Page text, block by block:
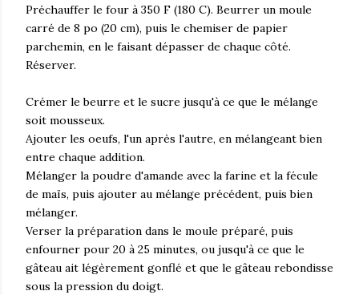
Préchauffer le four à 350 F (180 C). Beurrer un moule
carré de 8 po (20 cm), puis le chemiser de papier
parchemin, en le faisant dépasser de chaque côté.
Réserver.
Crémer le beurre et le sucre jusqu'à ce que le mélange
soit mousseux.
Ajouter les oeufs, l'un après l'autre, en mélangeant bien
entre chaque addition.
Mélanger la poudre d'amande avec la farine et la fécule
de maïs, puis ajouter au mélange précédent, puis bien
mélanger.
Verser la préparation dans le moule préparé, puis
enfourner pour 20 à 25 minutes, ou jusqu'à ce que le
gâteau ait légèrement gonflé et que le gâteau rebondisse
sous la pression du doigt.